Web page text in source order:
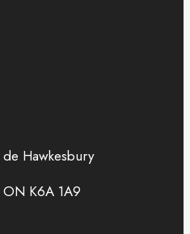
Hawkesbury
K6A 1A9